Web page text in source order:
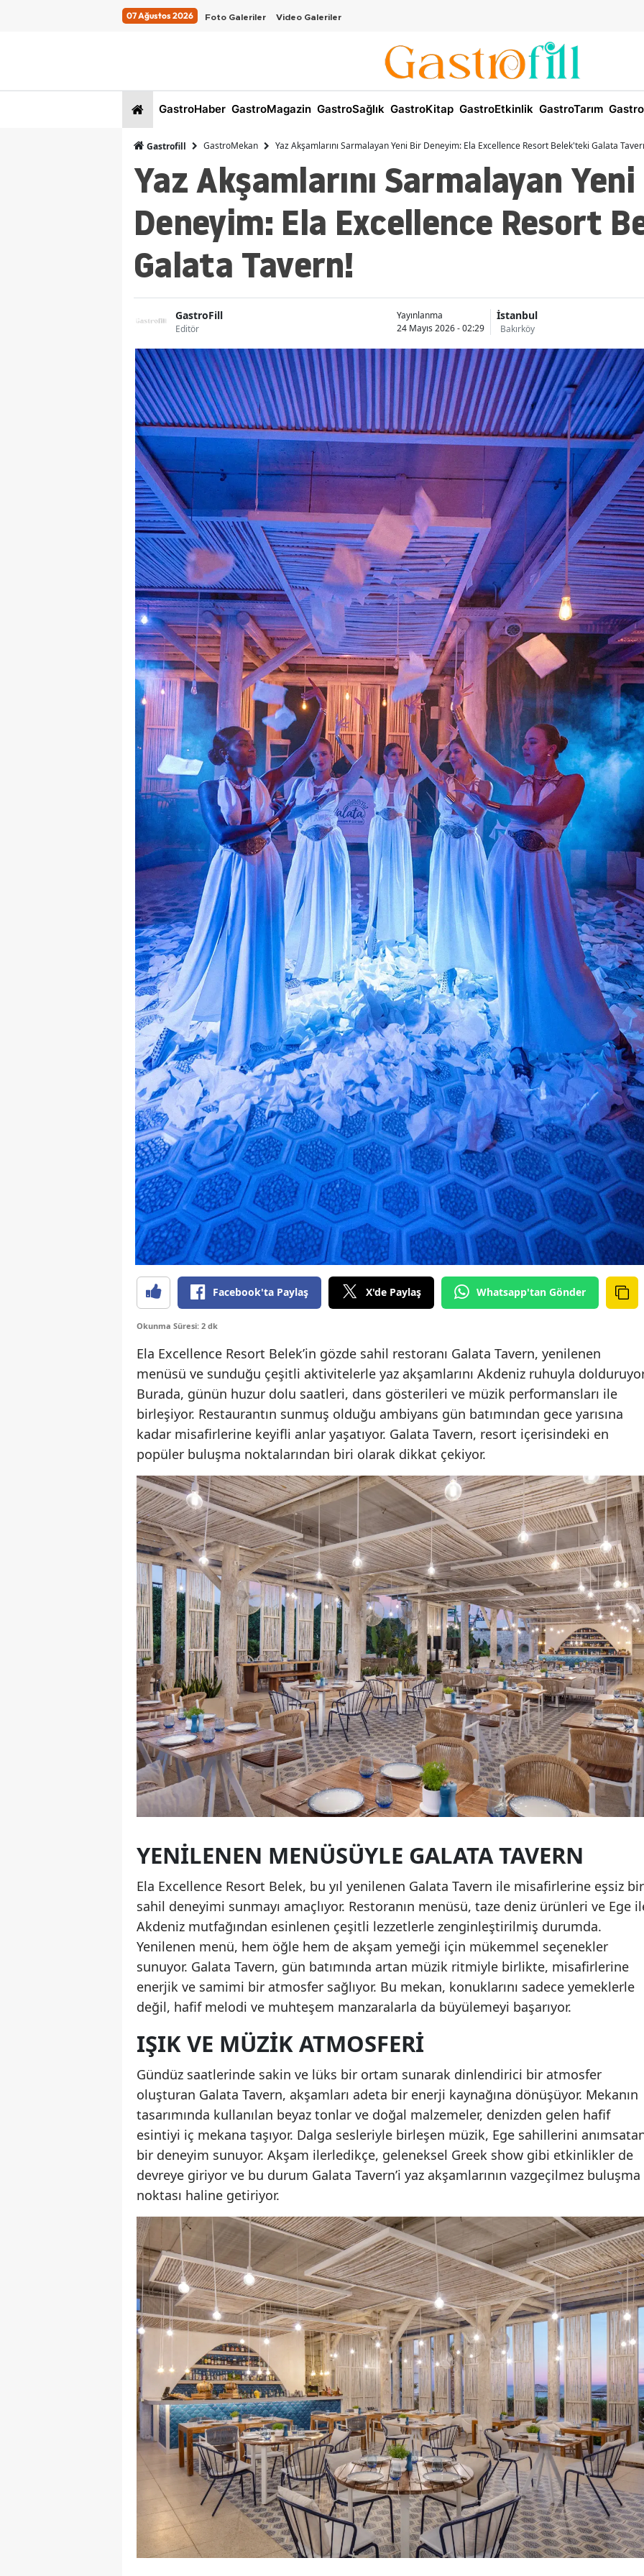
07 Ağustos 2026 Foto Galeriler Video Galeriler
GastroHaber GastroMagazin GastroSağlık GastroKitap GastroEtkinlik GastroTarım
Gastrofill GastroMekan Yaz Akşamlarını Sarmalayan Yeni Bir Deneyim: Ela Excellence Resort Belek'teki Galata
Yaz Akşamlarını Sarmalayan
Deneyim: Ela Excellence Resort
Galata Tavern!
GastroFill
Editör
Yayınlanma
24 Mayıs 2026 - 02:29
İstanbul
Bakırköy
Facebook'ta Paylaş X'de Paylaş Whatsapp'tan Gönder
Okunma Süresi: 2 dk
Ela Excellence Resort Belek’in gözde sahil restoranı Galata Tavern, yenilenen
menüsü ve sunduğu çeşitli aktivitelerle yaz akşamlarını Akdeniz ruhuyla
Burada, günün huzur dolu saatleri, dans gösterileri ve müzik performansları ile
birleşiyor. Restaurantın sunmuş olduğu ambiyans gün batımından gece yarısına
kadar misafirlerine keyifli anlar yaşatıyor. Galata Tavern, resort içerisindeki en
popüler buluşma noktalarından biri olarak dikkat çekiyor.
YENILENEN MENÜSÜYLE GALATA TAVERN
Ela Excellence Resort Belek, bu yıl yenilenen Galata Tavern ile misafirlerine eşsiz bir
sahil deneyimi sunmayı amaçlıyor. Restoranın menüsü, taze deniz ürünleri ve Ege
Akdeniz mutfağından esinlenen çeşitli lezzetlerle zenginleştirilmiş durumda.
Yenilenen menü, hem öğle hem de akşam yemeği için mükemmel seçenekler
sunuyor. Galata Tavern, gün batımında artan müzik ritmiyle birlikte, misafirlerine
enerjik ve samimi bir atmosfer sağlıyor. Bu mekan, konuklarını sadece yemeklerle
değil, hafif melodi ve muhteşem manzaralarla da büyülemeyi başarıyor.
IŞIK VE MÜZIK ATMOSFERI
Gündüz saatlerinde sakin ve lüks bir ortam sunarak dinlendirici bir atmosfer
oluşturan Galata Tavern, akşamları adeta bir enerji kaynağına dönüşüyor. Mekanın
tasarımında kullanılan beyaz tonlar ve doğal malzemeler, denizden gelen hafif
esintiyi iç mekana taşıyor. Dalga sesleriyle birleşen müzik, Ege sahillerini
bir deneyim sunuyor. Akşam ilerledikçe, geleneksel Greek show gibi etkinlikler de
devreye giriyor ve bu durum Galata Tavern’i yaz akşamlarının vazgeçilmez buluşma
noktası haline getiriyor.